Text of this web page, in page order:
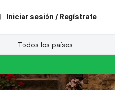
Iniciar sesión / Regístrate
Todos los países